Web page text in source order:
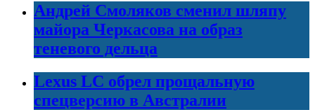
Андрей Смоляков сменил шляпу
майора Черкасова на образ
теневого дельца
Lexus LC обрел прощальную
спецверсию в Австралии